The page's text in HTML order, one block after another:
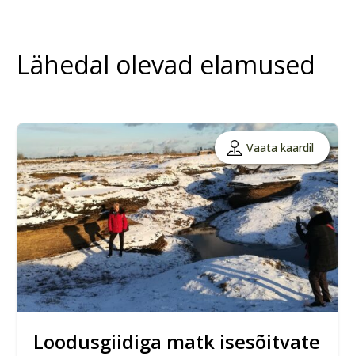
Lähedal olevad elamused
Vaata kaardil
Loodusgiidiga matk isesõitvate